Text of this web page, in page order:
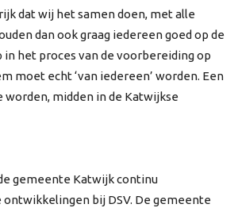
dat wij het samen doen, met alle
dan ook graag iedereen goed op de
het proces van de voorbereiding op
moet echt ‘van iedereen’ worden. Een
worden, midden in de Katwijkse
gemeente Katwijk continu
bij DSV. De gemeente